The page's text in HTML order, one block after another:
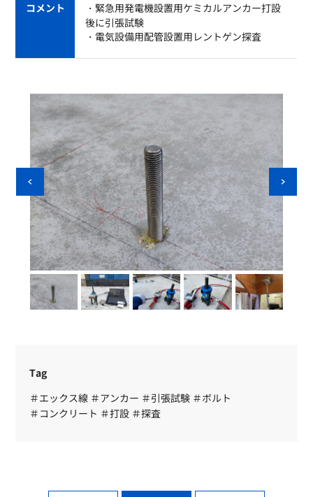
コメント
・緊急用発電機設置用ケミカルアンカー打設
後に引張試験
・電気設備用配管設置用レントゲン探査
Tag
＃エックス線 ＃アンカー ＃引張試験 ＃ボルト
＃コンクリート ＃打設 ＃探査